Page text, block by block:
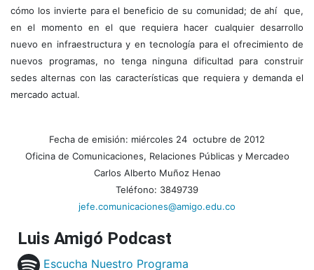
cómo los invierte para el beneficio de su comunidad; de ahí que,
en el momento en el que requiera hacer cualquier desarrollo
nuevo en infraestructura y en tecnología para el ofrecimiento de
nuevos programas, no tenga ninguna dificultad para construir
sedes alternas con las características que requiera y demanda el
mercado actual.
Fecha de emisión: miércoles 24 octubre de 2012
Oficina de Comunicaciones, Relaciones Públicas y Mercadeo
Carlos Alberto Muñoz Henao
Teléfono: 3849739
jefe.comunicaciones@amigo.edu.co
Luis Amigó Podcast
Escucha Nuestro Programa